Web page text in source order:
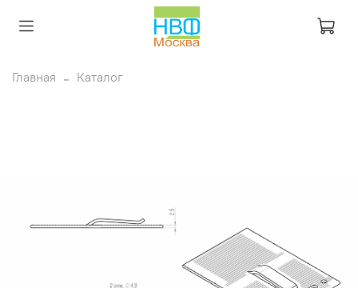
Главная Каталог